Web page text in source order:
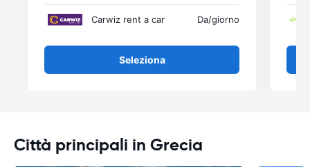
Carwiz rent a car Da/giorno
Seleziona
Città principali in Grecia